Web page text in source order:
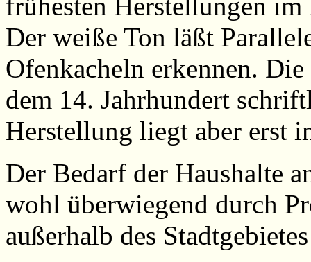
frühesten Herstellungen
Der weiße Ton läßt
Ofenkacheln erkennen.
dem 14. Jahrhundert
Herstellung liegt aber erst
Der Bedarf der Haushalte
wohl überwiegend durch
außerhalb des